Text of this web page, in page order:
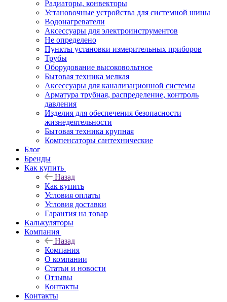
Радиаторы, конвекторы
Установочные устройства для системной шины
Водонагреватели
Аксессуары для электроинструментов
Не определено
Пункты установки измерительных приборов
Трубы
Оборудование высоковольтное
Бытовая техника мелкая
Аксессуары для канализационной системы
Арматура трубная, распределение, контроль
давления
Изделия для обеспечения безопасности
жизнедеятельности
Бытовая техника крупная
Компенсаторы сантехнические
Блог
Бренды
Как купить
Назад
Как купить
Условия оплаты
Условия доставки
Гарантия на товар
Калькуляторы
Компания
Назад
Компания
О компании
Статьи и новости
Отзывы
Контакты
Контакты